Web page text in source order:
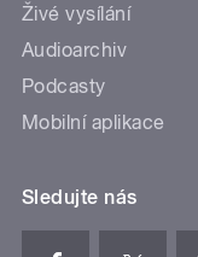
Živé vysílání
Audioarchiv
Podcasty
Mobilní aplikace
Sledujte nás